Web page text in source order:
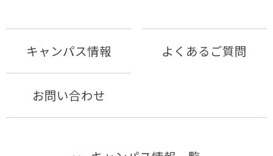
キャンパス情報 よくあるご質問
お問い合わせ